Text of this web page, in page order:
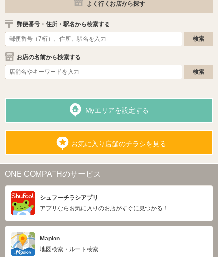
よく行くお店から探す
郵便番号・住所・駅名から検索する
お店の名前から検索する
Myエリアを設定する
お気に入り店舗のチラシを見る
ONE COMPATHのサービス
シュフーチラシアプリ
アプリならお気に入りのお店がすぐに見つかる！
Mapion
地図検索・ルート検索